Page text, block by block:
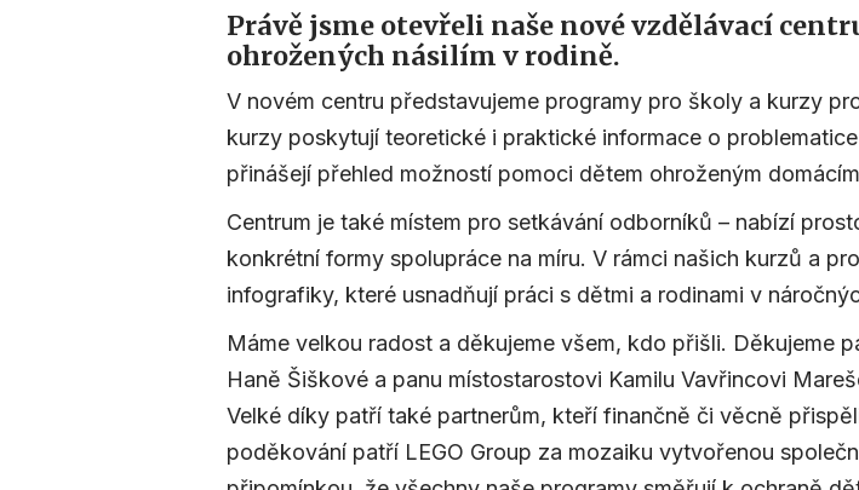
Právě jsme otevřeli naše nové vzdělávací
ohrožených násilím v rodině.
V novém centru představujeme programy pro školy a kurzy
kurzy poskytují teoretické i praktické informace o
přinášejí přehled možností pomoci dětem ohroženým
Centrum je také místem pro setkávání odborníků – nabízí
konkrétní formy spolupráce na míru. V rámci našich kurzů a
infografiky, které usnadňují práci s dětmi a rodinami v
Máme velkou radost a děkujeme všem, kdo přišli. Děkujeme
Haně Šiškové a panu místostarostovi Kamilu Vavřincovi
Velké díky patří také partnerům, kteří finančně či věcně
poděkování patří LEGO Group za mozaiku vytvořenou